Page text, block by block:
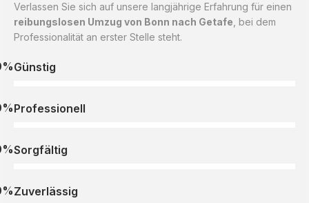
Verlassen Sie sich auf unsere langjährige Erfahrung für einen
reibungslosen Umzug von Bonn nach Getafe , bei dem
Professionalität an erster Stelle steht.
Günstig
Professionell
Sorgfältig
Zuverlässig